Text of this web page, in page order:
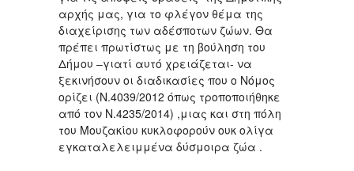
αρχής μας, για το φλέγον θέμα της
διαχείρισης των αδέσποτων ζώων. Θα
πρέπει πρωτίστως με τη βούληση του
Δήμου –γιατί αυτό χρειάζεται- να
ξεκινήσουν οι διαδικασίες που ο Νόμος
ορίζει (Ν.4039/2012 όπως τροποποιήθηκε
από τον Ν.4235/2014) ,μιας και στη πόλη
του Μουζακίου κυκλοφορούν ουκ ολίγα
εγκαταλελειμμένα δύσμοιρα ζώα .